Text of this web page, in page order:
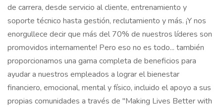
de carrera, desde servicio al cliente, entrenamiento y
soporte técnico hasta gestión, reclutamiento y más. ¡Y nos
enorgullece decir que más del 70% de nuestros líderes son
promovidos internamente! Pero eso no es todo... también
proporcionamos una gama completa de beneficios para
ayudar a nuestros empleados a lograr el bienestar
financiero, emocional, mental y físico, incluido el apoyo a sus
propias comunidades a través de "Making Lives Better with